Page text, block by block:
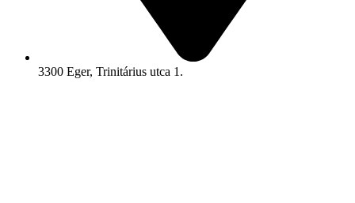
3300 Eger, Trinitárius utca 1.